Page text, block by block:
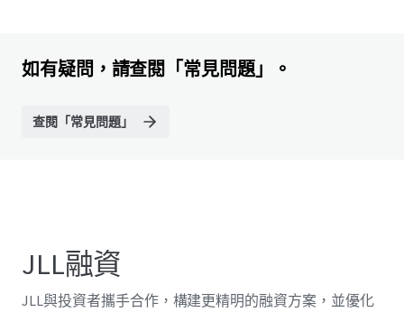
如有疑問，請查閱「常見問題」。
查閱「常見問題」
JLL融資
JLL與投資者攜手合作，構建更精明的融資方案，並優化